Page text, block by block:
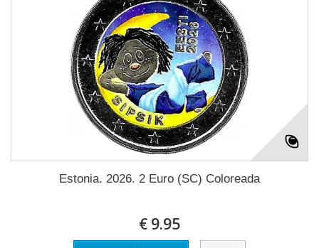
Estonia. 2026. 2 Euro (SC) Coloreada
€ 9.95